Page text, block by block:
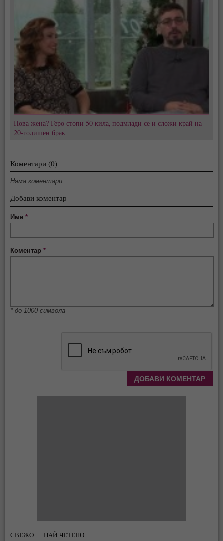
Нова жена? Геро стопи 50 кила, подмлади се и сложи край на
20-годишен брак
Коментари (0)
Няма коментари.
Добави коментар
Име*
Коментар*
* до 1000 символа
СВЕЖО НАЙ-ЧЕТЕНО